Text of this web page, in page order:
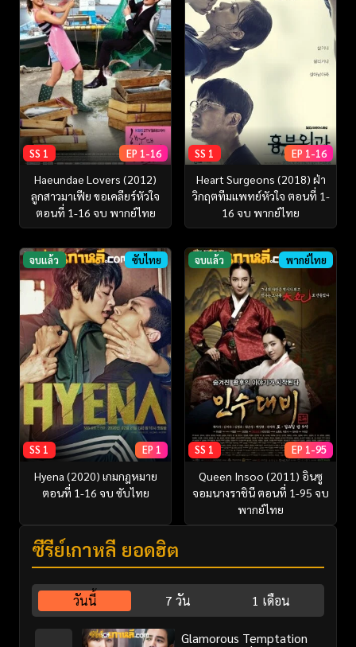
SS 1 EP 1-16
Haeundae Lovers (2012)
ลูกสาวมาเฟีย ขอเคลียร์หัวใจ
ตอนที่ 1-16 จบ พากย์ไทย
SS 1 EP 1-16
Heart Surgeons (2018) ฝ่า
วิกฤตทีมแพทย์หัวใจ ตอนที่ 1-
16 จบ พากย์ไทย
จบแล้ว ซับไทย
SS 1 EP 1
Hyena (2020) เกมกฎหมาย
ตอนที่ 1-16 จบ ซับไทย
จบแล้ว พากย์ไทย
SS 1 EP 1-95
Queen Insoo (2011) อินซู
จอมนางราชินี ตอนที่ 1-95 จบ
พากย์ไทย
ซีรี่ย์เกาหลี ยอดฮิต
วันนี้ 7 วัน 1 เดือน
Glamorous Temptation